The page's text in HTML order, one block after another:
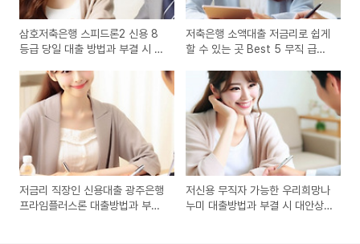
삼호저축은행 스피드론2 신용 8
등급 당일 대출 방법과 부결 시 대
저축은행 소액대출 저금리로 쉽게
할 수 있는 곳 Best 5 무직 급전
저금리 직장인 신용대출 광주은행
프라임플러스론 대출방법과 부결
저신용 무직자 가능한 우리희망나
누미 대출방법과 부결 시 대안상